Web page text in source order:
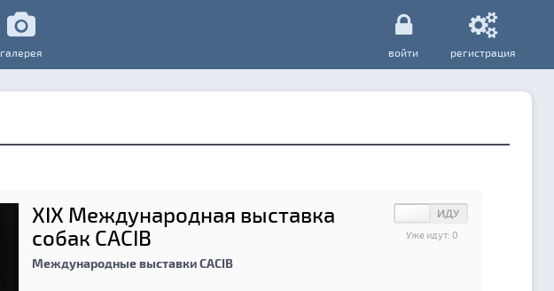
галерея войти регистрация
XIX Международная выставка
собак CACIB
Уже идут: 0
Международные выставки CACIB